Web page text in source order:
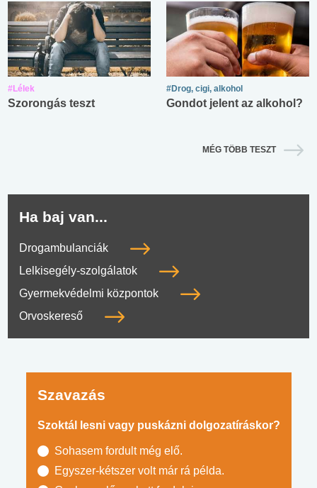
#Lélek
Szorongás teszt
#Drog, cigi, alkohol
Gondot jelent az alkohol?
MÉG TÖBB TESZT
Ha baj van...
Drogambulanciák
Lelkisegély-szolgálatok
Gyermekvédelmi központok
Orvoskereső
Szavazás
Szoktál lesni vagy puskázni dolgozatíráskor?
Sohasem fordult még elő.
Egyszer-kétszer volt már rá példa.